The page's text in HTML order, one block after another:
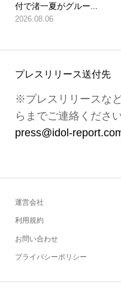
付で渚一夏がグルー...
2026.08.06
プレスリリース送付先
※プレスリリースな
らまでご連絡ください
press@idol-
運営会社
利用規約
お問い合わせ
プライバシーポリシー